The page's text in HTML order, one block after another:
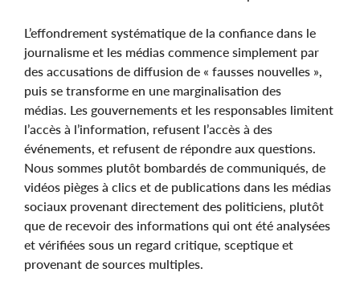
L’effondrement systématique de la confiance dans le
journalisme et les médias commence simplement par
des accusations de diffusion de « fausses nouvelles »,
puis se transforme en une marginalisation des
médias. Les gouvernements et les responsables limitent
l’accès à l’information, refusent l’accès à des
événements, et refusent de répondre aux questions.
Nous sommes plutôt bombardés de communiqués, de
vidéos pièges à clics et de publications dans les médias
sociaux provenant directement des politiciens, plutôt
que de recevoir des informations qui ont été analysées
et vérifiées sous un regard critique, sceptique et
provenant de sources multiples.